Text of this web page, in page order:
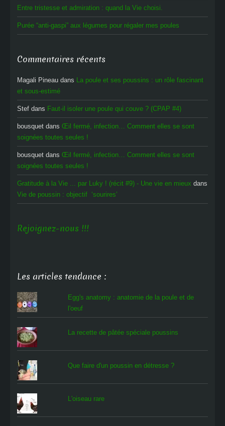
Entre tristesse et admiration : quand la Vie choisi.
Purée “anti-gaspi” aux légumes pour régaler mes poules
Commentaires récents
Magali Pineau dans La poule et ses poussins : un rôle fascinant
et sous-estimé
Stef dans Faut-il isoler une poule qui couve ? (CPAP #4)
bousquet dans Œil fermé, infection… Comment elles se sont
soignées toutes seules !
bousquet dans Œil fermé, infection… Comment elles se sont
soignées toutes seules !
Gratitude à la Vie ... par Luky ! (récit #9) - Une vie en mieux dans
Vie de poussin : objectif ‘sourires’
Rejoignez-nous !!!
Les articles tendance :
Egg's anatomy : anatomie de la poule et de
l'oeuf
La recette de pâtée spéciale poussins
Que faire d'un poussin en détresse ?
L'oiseau rare